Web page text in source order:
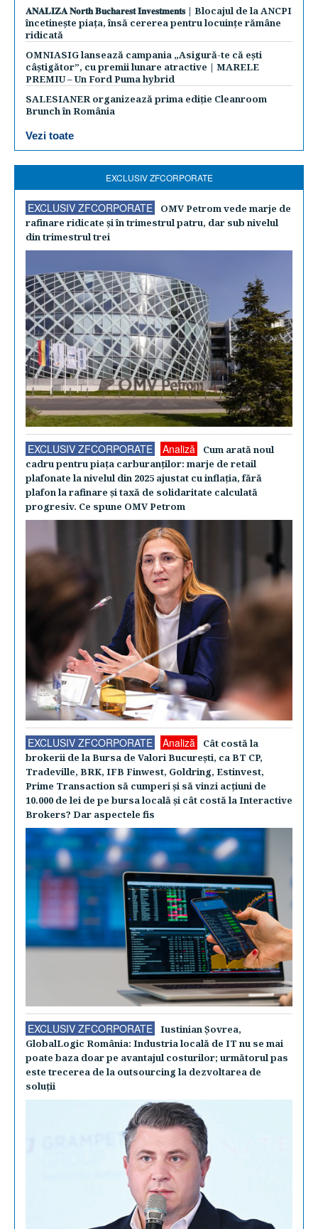
𝐀𝐍𝐀𝐋𝐈𝐙𝐀 𝐍𝐨𝐫𝐭𝐡 𝐁𝐮𝐜𝐡𝐚𝐫𝐞𝐬𝐭 𝐈𝐧𝐯𝐞𝐬𝐭𝐦𝐞𝐧𝐭𝐬 | Blocajul de la ANCPI
încetinește piața, însă cererea pentru locuințe rămâne
ridicată
OMNIASIG lansează campania „Asigură-te că ești
câștigător”, cu premii lunare atractive | MARELE
PREMIU – Un Ford Puma hybrid
SALESIANER organizează prima ediție Cleanroom
Brunch în România
Vezi toate
EXCLUSIV ZFCORPORATE
EXCLUSIV ZFCORPORATE
OMV Petrom vede marje de
rafinare ridicate şi în trimestrul patru, dar sub nivelul
din trimestrul trei
EXCLUSIV ZFCORPORATE Analiză
Cum arată noul
cadru pentru piaţa carburanţilor: marje de retail
plafonate la nivelul din 2025 ajustat cu inflaţia, fără
plafon la rafinare şi taxă de solidaritate calculată
progresiv. Ce spune OMV Petrom
EXCLUSIV ZFCORPORATE Analiză
Cât costă la
brokerii de la Bursa de Valori Bucureşti, ca BT CP,
Tradeville, BRK, IFB Finwest, Goldring, Estinvest,
Prime Transaction să cumperi şi să vinzi acţiuni de
10.000 de lei de pe bursa locală şi cât costă la Interactive
Brokers? Dar aspectele fis
EXCLUSIV ZFCORPORATE
Iustinian Şovrea,
GlobalLogic România: Industria locală de IT nu se mai
poate baza doar pe avantajul costurilor; următorul pas
este trecerea de la outsourcing la dezvoltarea de
soluţii